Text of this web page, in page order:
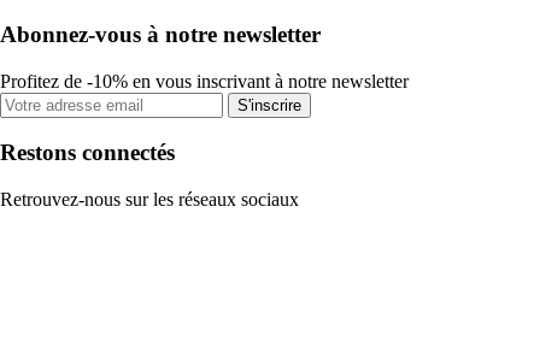
Abonnez-vous à notre newsletter
Profitez de -10% en vous inscrivant à notre newsletter
S'inscrire
Restons connectés
Retrouvez-nous sur les réseaux sociaux